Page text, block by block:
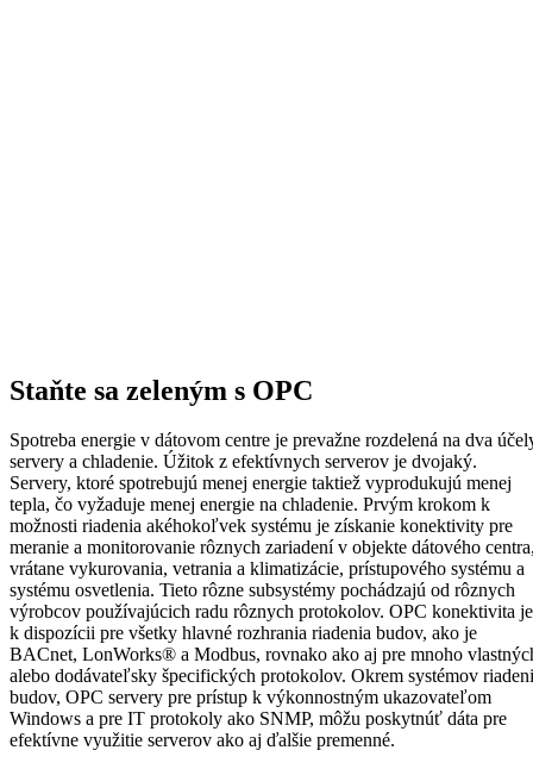
Staňte sa zeleným s OPC
Spotreba energie v dátovom centre je prevažne rozdelená na dva
servery a chladenie. Úžitok z efektívnych serverov je dvojaký.
Servery, ktoré spotrebujú menej energie taktiež vyprodukujú menej
tepla, čo vyžaduje menej energie na chladenie. Prvým krokom k
možnosti riadenia akéhokoľvek systému je získanie konektivity pre
meranie a monitorovanie rôznych zariadení v objekte dátového
vrátane vykurovania, vetrania a klimatizácie, prístupového systému a
systému osvetlenia. Tieto rôzne subsystémy pochádzajú od rôznych
výrobcov používajúcich radu rôznych protokolov. OPC konektivita je
k dispozícii pre všetky hlavné rozhrania riadenia budov, ako je
BACnet, LonWorks® a Modbus, rovnako ako aj pre mnoho
alebo dodávateľsky špecifických protokolov. Okrem systémov
budov, OPC servery pre prístup k výkonnostným ukazovateľom
Windows a pre IT protokoly ako SNMP, môžu poskytnúť dáta pre
efektívne využitie serverov ako aj ďalšie premenné.